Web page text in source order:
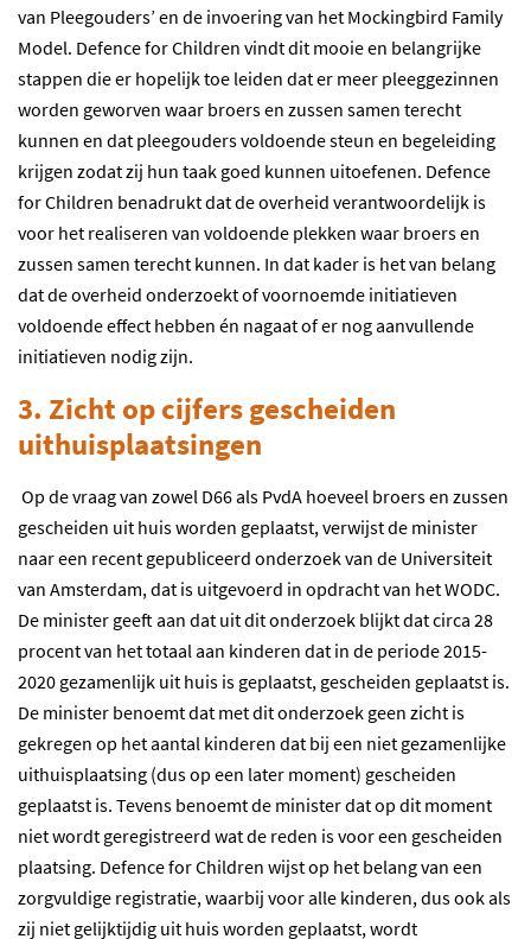
van Pleegouders’ en de invoering van het Mockingbird Family
Model. Defence for Children vindt dit mooie en belangrijke
stappen die er hopelijk toe leiden dat er meer pleeggezinnen
worden geworven waar broers en zussen samen terecht
kunnen en dat pleegouders voldoende steun en begeleiding
krijgen zodat zij hun taak goed kunnen uitoefenen. Defence
for Children benadrukt dat de overheid verantwoordelijk is
voor het realiseren van voldoende plekken waar broers en
zussen samen terecht kunnen. In dat kader is het van belang
dat de overheid onderzoekt of voornoemde initiatieven
voldoende effect hebben én nagaat of er nog aanvullende
initiatieven nodig zijn.
3. Zicht op cijfers gescheiden
uithuisplaatsingen
Op de vraag van zowel D66 als PvdA hoeveel broers en zussen
gescheiden uit huis worden geplaatst, verwijst de minister
naar een recent gepubliceerd onderzoek van de Universiteit
van Amsterdam, dat is uitgevoerd in opdracht van het WODC.
De minister geeft aan dat uit dit onderzoek blijkt dat circa 28
procent van het totaal aan kinderen dat in de periode 2015-
2020 gezamenlijk uit huis is geplaatst, gescheiden geplaatst is.
De minister benoemt dat met dit onderzoek geen zicht is
gekregen op het aantal kinderen dat bij een niet gezamenlijke
uithuisplaatsing (dus op een later moment) gescheiden
geplaatst is. Tevens benoemt de minister dat op dit moment
niet wordt geregistreerd wat de reden is voor een gescheiden
plaatsing. Defence for Children wijst op het belang van een
zorgvuldige registratie, waarbij voor alle kinderen, dus ook als
zij niet gelijktijdig uit huis worden geplaatst, wordt